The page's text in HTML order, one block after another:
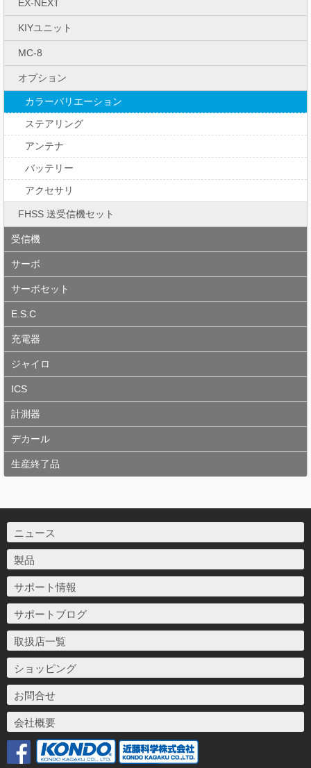
EX-NEXT
KIYユニット
MC-8
オプション
カラーバリエーション
ステアリング
アンテナ
バッテリー
アクセサリ
FHSS 送受信機セット
受信機
サーボ
サーボセット
E.S.C
充電器
ジャイロ
ICS
計測器
デカール
生産終了品
ニュース
製品
サポート情報
サポートブログ
取扱店一覧
ショッピング
お問合せ
会社概要